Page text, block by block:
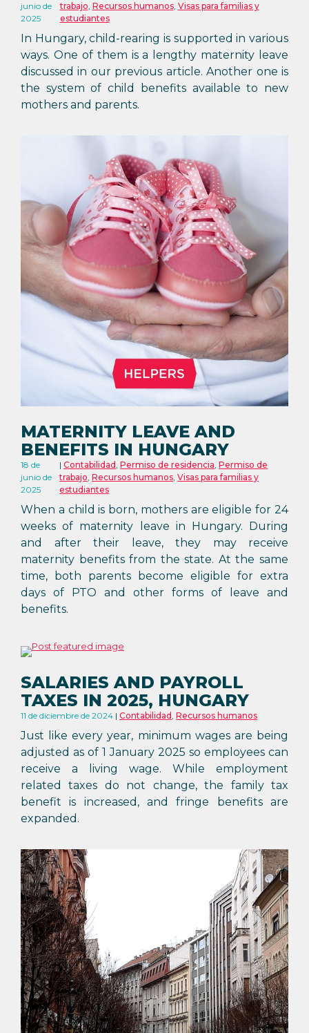
junio de
2025
trabajo, Recursos humanos, Visas para familias y
estudiantes
In Hungary, child-rearing is supported in various
ways. One of them is a lengthy maternity leave
discussed in our previous article. Another one is
the system of child benefits available to new
mothers and parents.
MATERNITY LEAVE AND
BENEFITS IN HUNGARY
18 de
junio de
2025
Contabilidad,Permiso de residencia,Permiso de
trabajo,Recursos humanos,Visas para familias y
estudiantes
When a child is born, mothers are eligible for 24
weeks of maternity leave in Hungary. During
and after their leave, they may receive
maternity benefits from the state. At the same
time, both parents become eligible for extra
days of PTO and other forms of leave and
benefits.
SALARIES AND PAYROLL
TAXES IN 2025, HUNGARY
11 de diciembre de 2024 Contabilidad, Recursos humanos
Just like every year, minimum wages are being
adjusted as of 1 January 2025 so employees can
receive a living wage. While employment
related taxes do not change, the family tax
benefit is increased, and fringe benefits are
expanded.